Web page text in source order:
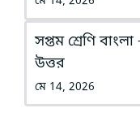
সপ্তম শ্রেণি
উত্তর
মে 14, 2026